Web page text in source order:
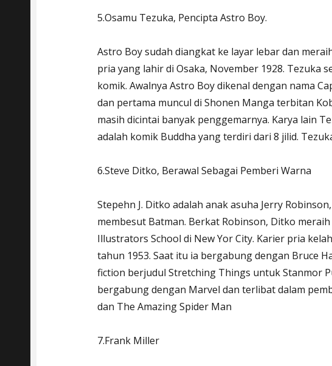
5.Osamu Tezuka, Pencipta Astro Boy.
Astro Boy sudah diangkat ke layar lebar dan
pria yang lahir di Osaka, November 1928. Tezuka
komik. Awalnya Astro Boy dikenal dengan nama
dan pertama muncul di Shonen Manga terbitan
masih dicintai banyak penggemarnya. Karya lain
adalah komik Buddha yang terdiri dari 8 jilid.
6.Steve Ditko, Berawal Sebagai Pemberi Warna
Stepehn J. Ditko adalah anak asuha Jerry
membesut Batman. Berkat Robinson, Ditko
Illustrators School di New Yor City. Karier pria
tahun 1953. Saat itu ia bergabung dengan Bruce
fiction berjudul Stretching Things untuk Stanmor
bergabung dengan Marvel dan terlibat dalam
dan The Amazing Spider Man
7.Frank Miller